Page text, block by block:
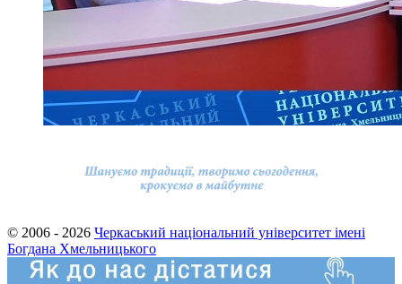
© 2006 - 2026 Черкаський національний університет імені
Богдана Хмельницького